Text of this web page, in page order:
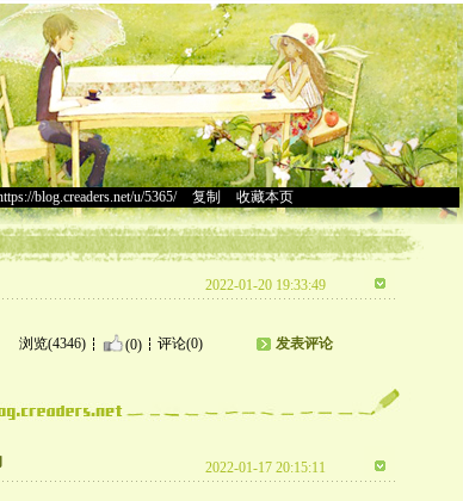
blog.creaders.net/u/5365/> 复制 收藏本页
2022-01-20 19:33:49
浏览(4346) (0) 评论(0) 发表评论
2022-01-17 20:15:11